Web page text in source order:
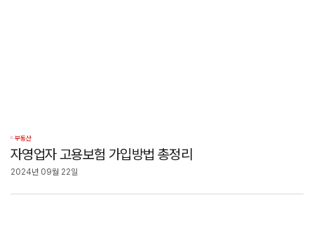
부동산
자영업자 고용보험 가입방법 총정리
2024년 09월 22일